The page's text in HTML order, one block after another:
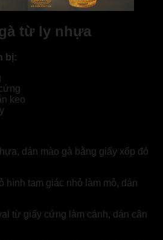
từ ly nhựa
bị:
keo
dán mào gà bằng giấy xốp đỏ
hình tam giác nhỏ làm mỏ, dán
từ giấy cứng làm cánh, dán cân